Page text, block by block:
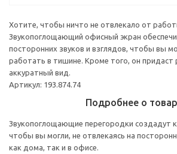
Хотите, чтобы ничто не отвлекало от
Звукопоглощающий офисный экран
посторонних звуков и взглядов, чтобы вы
работать в тишине. Кроме того, он придаст
аккуратный вид.
Артикул: 193.874.74
Подробнее о
Звукопоглощающие перегородки создадут
чтобы вы могли, не отвлекаясь на
как дома, так и в офисе.